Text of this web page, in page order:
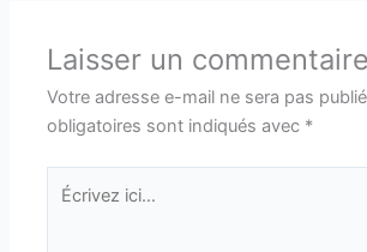
Laisser un commentaire
Votre adresse e-mail ne sera pas
obligatoires sont indiqués avec *
Écrivez
ici…